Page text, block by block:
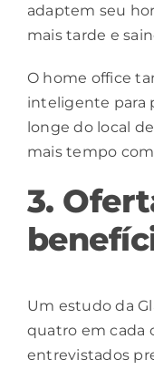
adaptem seu
mais tarde e
O home office
inteligente para
longe do local
mais tempo
3.
Um estudo da
quatro em cada
entrevistados